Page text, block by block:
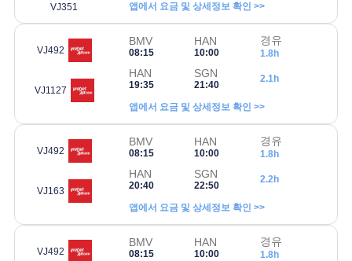
VJ351
앱에서 요금 및 상세정보 확인 >>
VJ492
BMV
08:15
HAN
10:00
경유
1.8h
VJ1127
HAN
19:35
SGN
21:40
2.1h
앱에서 요금 및 상세정보 확인 >>
VJ492
BMV
08:15
HAN
10:00
경유
1.8h
VJ163
HAN
20:40
SGN
22:50
2.2h
앱에서 요금 및 상세정보 확인 >>
VJ492
BMV
08:15
HAN
10:00
경유
1.8h